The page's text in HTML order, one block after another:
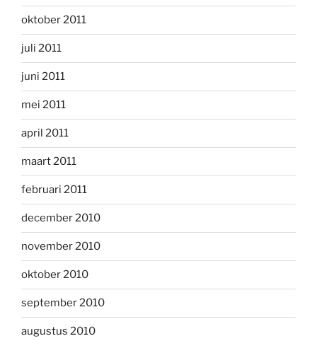
oktober 2011
juli 2011
juni 2011
mei 2011
april 2011
maart 2011
februari 2011
december 2010
november 2010
oktober 2010
september 2010
augustus 2010